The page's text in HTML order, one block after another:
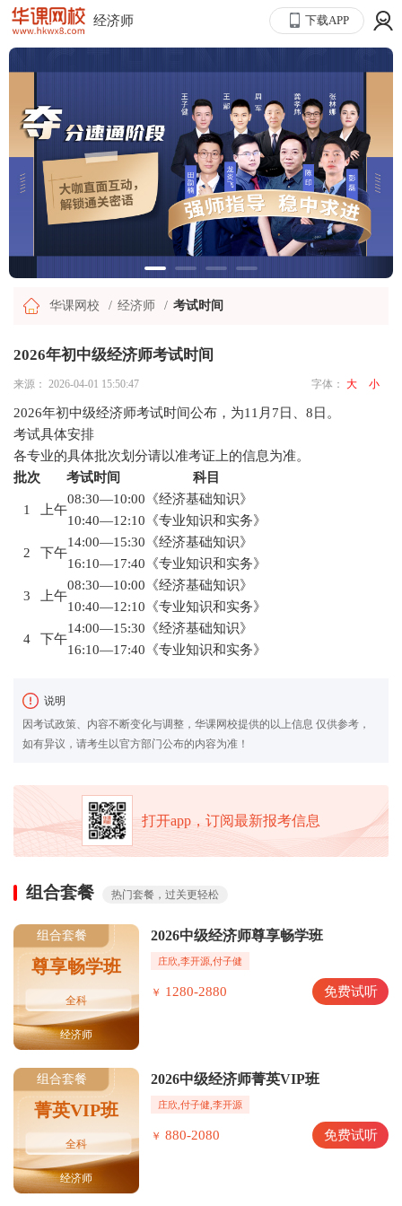
经济师 下载APP
华课网校 经济师 考试时间
2026年初中级经济师考试时间
来源： 2026-04-01 15:50:47 字体： 大 小
2026年初中级经济师考试时间公布，为11月7日、8日。
考试具体安排
各专业的具体批次划分请以准考证上的信息为准。
批次
考试时间 科目
1 上午
08:30—10:00 《经济基础知识》
10:40—12:10 《专业知识和实务》
2 下午
14:00—15:30 《经济基础知识》
16:10—17:40 《专业知识和实务》
3 上午
08:30—10:00 《经济基础知识》
10:40—12:10 《专业知识和实务》
4 下午
14:00—15:30 《经济基础知识》
16:10—17:40 《专业知识和实务》
说明
因考试政策、内容不断变化与调整，华课网校提供的以上信息 仅供参考，
如有异议，请考生以官方部门公布的内容为准！
打开app，订阅最新报考信息
组合套餐 热门套餐，过关更轻松
组合套餐
尊享畅学班
全科
经济师
2026中级经济师尊享畅学班
庄欣,李开源,付子健
￥ 1280-2880 免费试听
组合套餐
菁英VIP班
全科
经济师
2026中级经济师菁英VIP班
庄欣,付子健,李开源
￥ 880-2080 免费试听